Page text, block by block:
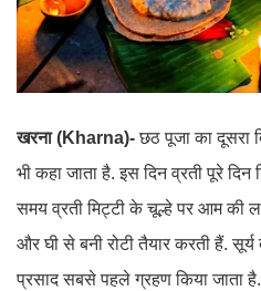
खरना (Kharna)-छठ पूजा का दूसरा
भी कहा जाता है. इस दिन व्रती पूरे
समय व्रती मिट्टी के चूल्हे पर आम की
और घी से बनी रोटी तैयार करती हैं.
प्रसाद सबसे पहले ग्रहण किया जाता